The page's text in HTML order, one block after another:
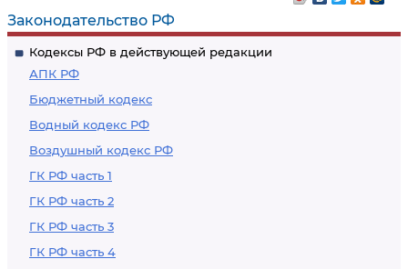
Законодательство РФ
Кодексы РФ в действующей редакции
АПК РФ
Бюджетный кодекс
Водный кодекс РФ
Воздушный кодекс РФ
ГК РФ часть 1
ГК РФ часть 2
ГК РФ часть 3
ГК РФ часть 4
делу о нарушении
таможенных правил
или в его
рассмотрении